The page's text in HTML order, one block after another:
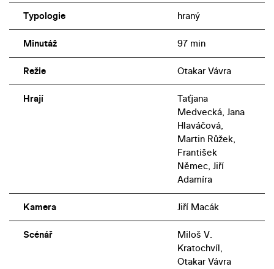
Typologie hraný
Minutáž 97 min
Režie Otakar Vávra
Hrají
Taťjana
Medvecká, Jana
Hlaváčová,
Martin Růžek,
František
Němec, Jiří
Adamíra
Kamera Jiří Macák
Scénář
Miloš V.
Kratochvíl,
Otakar Vávra